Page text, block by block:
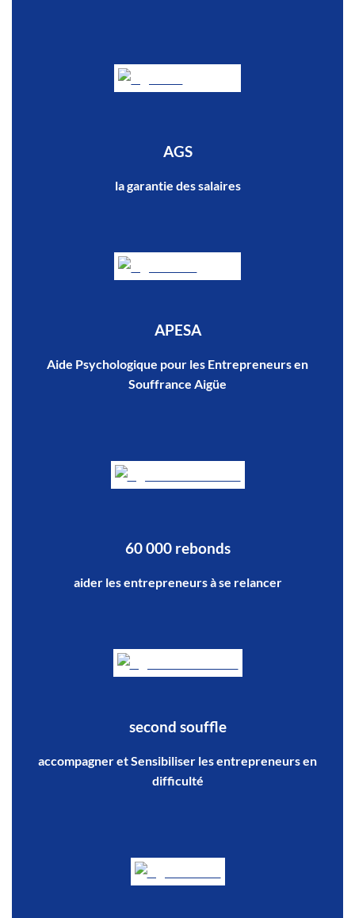
AGS
la garantie des salaires
APESA
Aide Psychologique pour les Entrepreneurs en
Souffrance Aigüe
60 000 rebonds
aider les entrepreneurs à se relancer
second souffle
accompagner et Sensibiliser les entrepreneurs en
difficulté